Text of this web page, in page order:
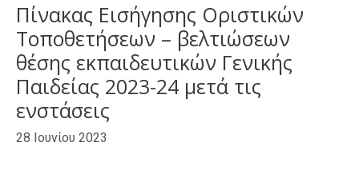
Πίνακας Εισήγησης Οριστικών
Τοποθετήσεων – βελτιώσεων
θέσης εκπαιδευτικών Γενικής
Παιδείας 2023-24 μετά τις
ενστάσεις
28 Ιουνίου 2023